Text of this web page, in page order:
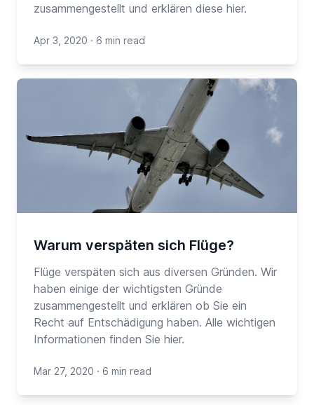
zusammengestellt und erklären diese hier.
Apr 3, 2020 · 6 min read
Warum verspäten sich Flüge?
Flüge verspäten sich aus diversen Gründen. Wir
haben einige der wichtigsten Gründe
zusammengestellt und erklären ob Sie ein
Recht auf Entschädigung haben. Alle wichtigen
Informationen finden Sie hier.
Mar 27, 2020 · 6 min read